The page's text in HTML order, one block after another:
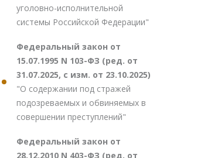
уголовно-исполнительной
системы Российской Федерации"
Федеральный закон от
15.07.1995 N 103-ФЗ (ред. от
31.07.2025, с изм. от 23.10.2025)
"О содержании под стражей
подозреваемых и обвиняемых в
совершении преступлений"
Федеральный закон от
28.12.2010 N 403-ФЗ (ред. от